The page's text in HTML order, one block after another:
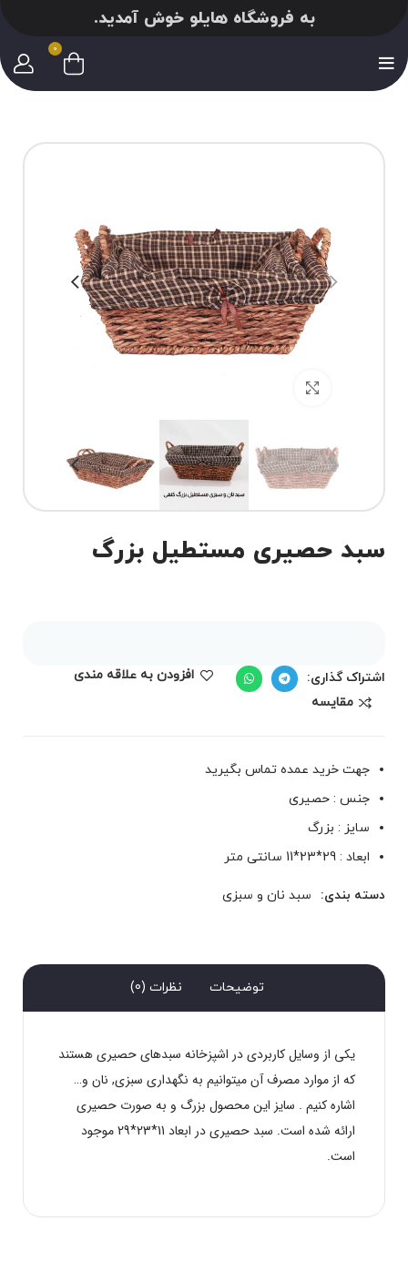
به فروشگاه هایلو خوش آمدید.
0
سبد حصیری مستطیل بزرگ
اشتراک گذاری:
افزودن به علاقه مندی
مقايسه
جهت خرید عمده تماس بگیرید
جنس : حصیری
سایز : بزرگ
ابعاد : 29*23*11 سانتی متر
دسته بندی: سبد نان و سبزی
توضیحات نظرات (0)
یکی از وسایل کاربردی در اشپزخانه سبدهای حصیری هستند
که از موارد مصرف آن میتوانیم به نگهداری سبزی, نان و…
اشاره کنیم . سایز این محصول بزرگ و به صورت حصیری
ارائه شده است. سبد حصیری در ابعاد 11*23*29 موجود
است.